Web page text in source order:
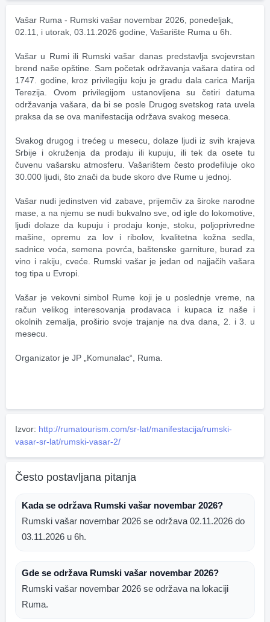
Vašar Ruma - Rumski vašar novembar 2026, ponedeljak,
02.11, i utorak, 03.11.2026 godine, Vašarište Ruma u 6h.
Vašar u Rumi ili Rumski vašar danas predstavlja svojevrstan
brend naše opštine. Sam početak održavanja vašara datira od
1747. godine, kroz privilegiju koju je gradu dala carica Marija
Terezija. Ovom privilegijom ustanovljena su četiri datuma
održavanja vašara, da bi se posle Drugog svetskog rata uvela
praksa da se ova manifestacija održava svakog meseca.
Svakog drugog i trećeg u mesecu, dolaze ljudi iz svih krajeva
Srbije i okruženja da prodaju ili kupuju, ili tek da osete tu
čuvenu vašarsku atmosferu. Vašarištem često prodefiluje oko
30.000 ljudi, što znači da bude skoro dve Rume u jednoj.
Vašar nudi jedinstven vid zabave, prijemčiv za široke narodne
mase, a na njemu se nudi bukvalno sve, od igle do lokomotive,
ljudi dolaze da kupuju i prodaju konje, stoku, poljoprivredne
mašine, opremu za lov i ribolov, kvalitetna kožna sedla,
sadnice voća, semena povrća, baštenske garniture, burad za
vino i rakiju, cveće. Rumski vašar je jedan od najjačih vašara
tog tipa u Evropi.
Vašar je vekovni simbol Rume koji je u poslednje vreme, na
račun velikog interesovanja prodavaca i kupaca iz naše i
okolnih zemalja, proširio svoje trajanje na dva dana, 2. i 3. u
mesecu.
Organizator je JP „Komunalac“, Ruma.
Izvor: http://rumatourism.com/sr-lat/manifestacija/rumski-
vasar-sr-lat/rumski-vasar-2/
Često postavljana pitanja
Kada se održava Rumski vašar novembar 2026?
Rumski vašar novembar 2026 se održava 02.11.2026 do
03.11.2026 u 6h.
Gde se održava Rumski vašar novembar 2026?
Rumski vašar novembar 2026 se održava na lokaciji
Ruma.